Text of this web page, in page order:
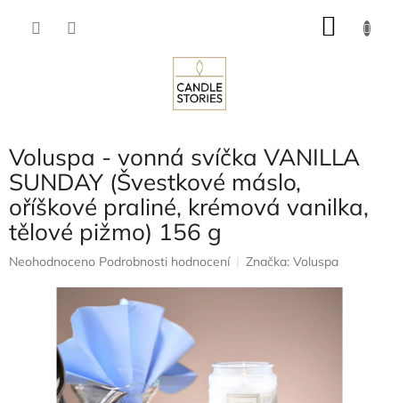
Voluspa - vonná svíčka VANILLA
SUNDAY (Švestkové máslo,
oříškové praliné, krémová vanilka,
tělové pižmo) 156 g
Průměrné
hvězdiček.
Neohodnoceno Podrobnosti hodnocení Značka: Voluspa